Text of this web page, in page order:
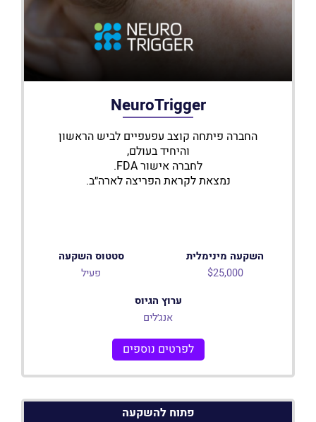
NeuroTrigger
החברה פיתחה קוצב עפעפיים לביש הראשון
והיחיד בעולם,
לחברה אישור FDA.
נמצאת לקראת הפריצה לארה״ב.
השקעה מינימלית
$25,000
סטטוס השקעה
פעיל
ערוץ הגיוס
אנג׳לים
לפרטים נוספים
פתוח להשקעה